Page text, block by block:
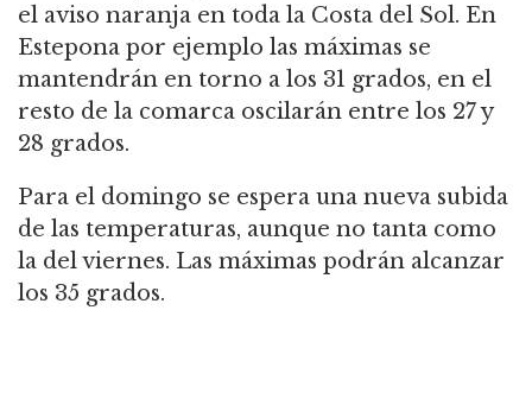
el aviso naranja en toda la Costa del Sol. En
Estepona por ejemplo las máximas se
mantendrán en torno a los 31 grados, en el
resto de la comarca oscilarán entre los 27 y
28 grados.
Para el domingo se espera una nueva subida
de las temperaturas, aunque no tanta como
la del viernes. Las máximas podrán alcanzar
los 35 grados.